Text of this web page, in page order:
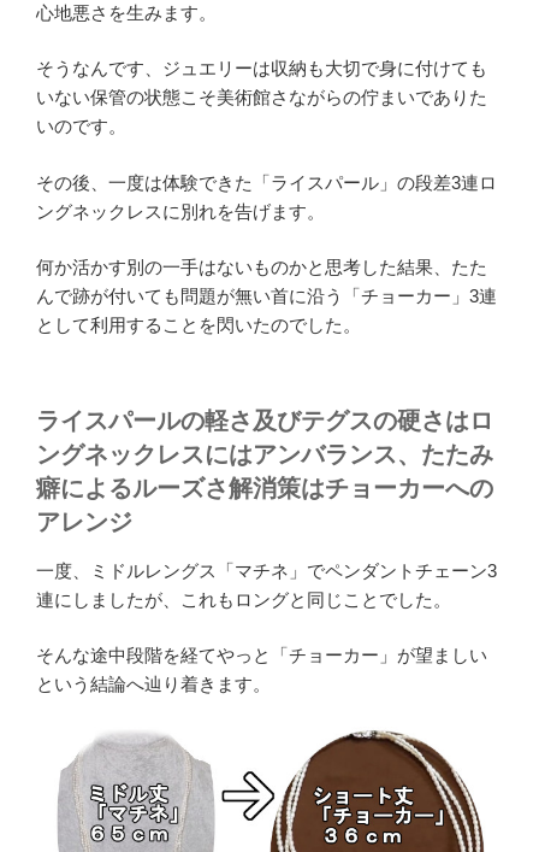
心地悪さを生みます。
そうなんです、ジュエリーは収納も大切で身に付けても
いない保管の状態こそ美術館さながらの佇まいでありた
いのです。
その後、一度は体験できた「ライスパール」の段差3連ロ
ングネックレスに別れを告げます。
何か活かす別の一手はないものかと思考した結果、たた
んで跡が付いても問題が無い首に沿う「チョーカー」3連
として利用することを閃いたのでした。
ライスパールの軽さ及びテグスの硬さはロ
ングネックレスにはアンバランス、たたみ
癖によるルーズさ解消策はチョーカーへの
アレンジ
一度、ミドルレングス「マチネ」でペンダントチェーン3
連にしましたが、これもロングと同じことでした。
そんな途中段階を経てやっと「チョーカー」が望ましい
という結論へ辿り着きます。